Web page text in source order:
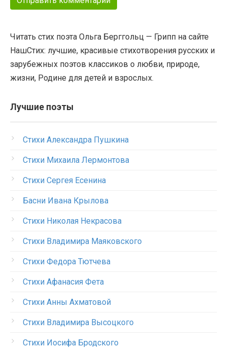
Читать стих поэта Ольга Берггольц — Грипп на сайте
НашСтих: лучшие, красивые стихотворения русских и
зарубежных поэтов классиков о любви, природе,
жизни, Родине для детей и взрослых.
Лучшие поэты
Стихи Александра Пушкина
Стихи Михаила Лермонтова
Стихи Сергея Есенина
Басни Ивана Крылова
Стихи Николая Некрасова
Стихи Владимира Маяковского
Стихи Федора Тютчева
Стихи Афанасия Фета
Стихи Анны Ахматовой
Стихи Владимира Высоцкого
Стихи Иосифа Бродского